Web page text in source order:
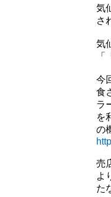
気
さ
気
今
食
ラ
を
の
売
よ
た